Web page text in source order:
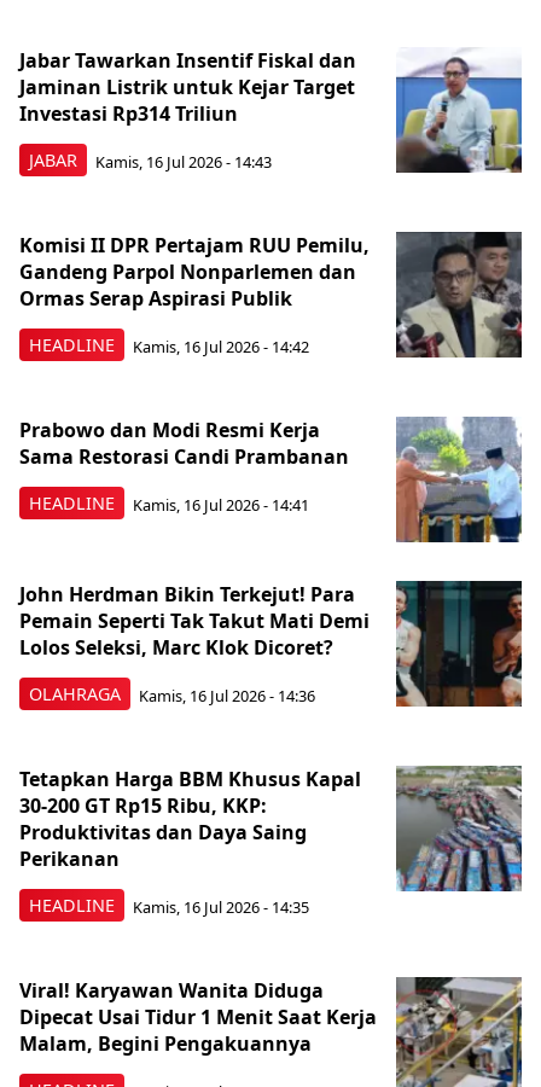
JABAR
Jabar Tawarkan Insentif Fiskal dan
Jaminan Listrik untuk Kejar Target
Investasi Rp314 Triliun
Kamis, 16 Jul 2026 - 14:43
HEADLINE
Komisi II DPR Pertajam RUU Pemilu,
Gandeng Parpol Nonparlemen dan
Ormas Serap Aspirasi Publik
Kamis, 16 Jul 2026 - 14:42
HEADLINE
Prabowo dan Modi Resmi Kerja
Sama Restorasi Candi Prambanan
Kamis, 16 Jul 2026 - 14:41
OLAHRAGA
John Herdman Bikin Terkejut! Para
Pemain Seperti Tak Takut Mati Demi
Lolos Seleksi, Marc Klok Dicoret?
Kamis, 16 Jul 2026 - 14:36
HEADLINE
Tetapkan Harga BBM Khusus Kapal
30-200 GT Rp15 Ribu, KKP:
Produktivitas dan Daya Saing
Perikanan
Kamis, 16 Jul 2026 - 14:35
Viral! Karyawan Wanita Diduga
Dipecat Usai Tidur 1 Menit Saat Kerja
Malam, Begini Pengakuannya